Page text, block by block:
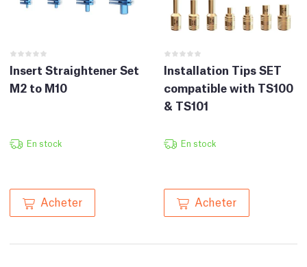
Insert Straightener Set
M2 to M10
En stock
Acheter
Installation Tips SET
compatible with TS100
& TS101
En stock
Acheter